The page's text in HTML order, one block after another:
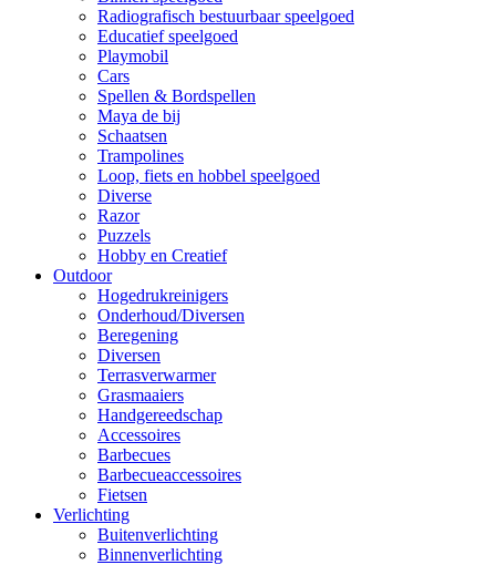
Radiografisch bestuurbaar speelgoed
Educatief speelgoed
Playmobil
Cars
Spellen & Bordspellen
Maya de bij
Schaatsen
Trampolines
Loop, fiets en hobbel speelgoed
Diverse
Razor
Puzzels
Hobby en Creatief
Outdoor
Hogedrukreinigers
Onderhoud/Diversen
Beregening
Diversen
Terrasverwarmer
Grasmaaiers
Handgereedschap
Accessoires
Barbecues
Barbecueaccessoires
Fietsen
Verlichting
Buitenverlichting
Binnenverlichting